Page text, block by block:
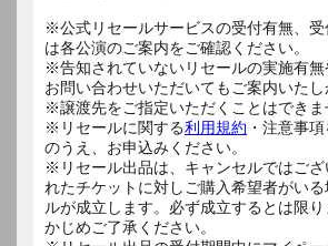
※公式リセールサービスの受付有無、
は各公演のご案内をご確認ください。
※告知されていないリセールの実施有
お問い合わせいただいてもご案内いたし
※譲渡先をご指定いただくことはできま
※リセールに関する利用規約 ・注意事
のうえ、お申込みください。
※リセール出品は、キャンセルではござ
れたチケットに対しご購入希望者がい
ルが成立します。必ず成立するとは限
かじめご了承ください。